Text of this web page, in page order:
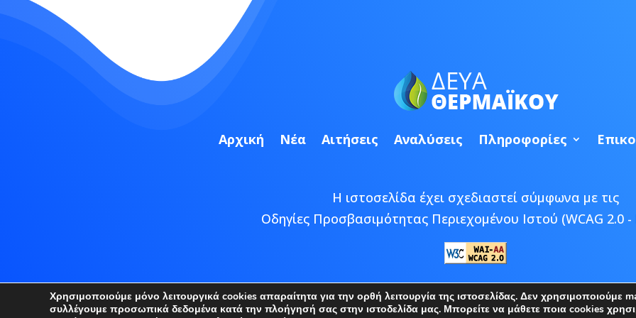
Αρχική Νέα Αιτήσεις Αναλύσεις Πληροφορίες
Η ιστοσελίδα έχει σχεδιαστεί σύμφωνα με τις
Οδηγίες Προσβασιμότητας Περιεχομένου Ιστού (WCAG 2.0 -
Copyright © 2026 ΔΕΥΑ Θερμαϊκού | Developed byEpic Bee
Χρησιμοποιούμε μόνο λειτουργικά cookies απαραίτητα για την ορθή λειτουργία της ιστοσελίδας. Δεν χρησιμοποιούμε
συλλέγουμε προσωπικά δεδομένα κατά την πλοήγησή σας στην ιστοδελίδα μας. Μπορείτε να μάθετε ποια cookies